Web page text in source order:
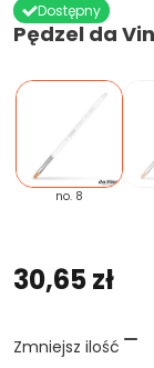
Pędzel da
Dostępny
no. 8
30,65 zł
Zmniejsz ilość